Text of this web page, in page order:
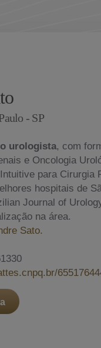
- SP
urologista, com
e Oncologia
para Cirurgia
hospitais de
Journal of
na área.
Sato.